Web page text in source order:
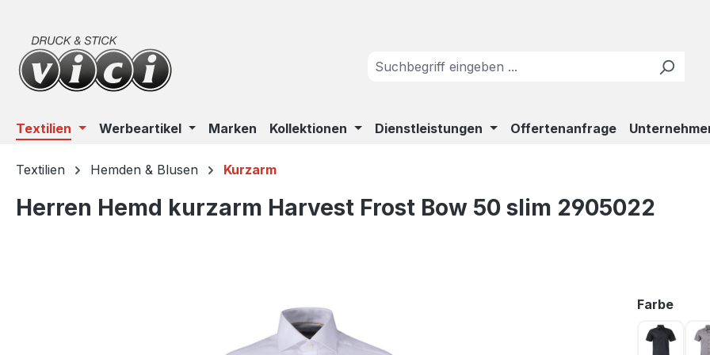
Textilien Werbeartikel Marken Kollektionen Dienstleistungen Offertenanfrage
Textilien Hemden & Blusen Kurzarm
Herren Hemd kurzarm Harvest Frost Bow 50 slim 2905022
Farbe